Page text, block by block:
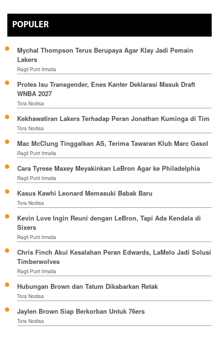
POPULER
Mychal Thompson Terus Berupaya Agar Klay Jadi Pemain
Lakers
Ragil Putri Irmalia
Protes Isu Transgender, Enes Kanter Deklarasi Masuk Draft
WNBA 2027
Tora Nodisa
Kekhawatiran Lakers Terhadap Peran Jonathan Kuminga di Tim
Tora Nodisa
Mac McClung Tinggalkan AS, Terima Tawaran Klub Marc Gasol
Ragil Putri Irmalia
Cara Tyrese Maxey Meyakinkan LeBron Agar ke Philadelphia
Ragil Putri Irmalia
Kasus Kawhi Leonard Memasuki Babak Baru
Tora Nodisa
Kevin Love Ingin Reuni dengan LeBron, Tapi Ada Kendala di
Sixers
Ragil Putri Irmalia
Chris Finch Akui Kesalahan Peran Edwards, LaMelo Jadi Solusi
Timberwolves
Ragil Putri Irmalia
Hubungan Brown dan Tatum Dikabarkan Retak
Tora Nodisa
Jaylen Brown Siap Berkorban Untuk 76ers
Tora Nodisa